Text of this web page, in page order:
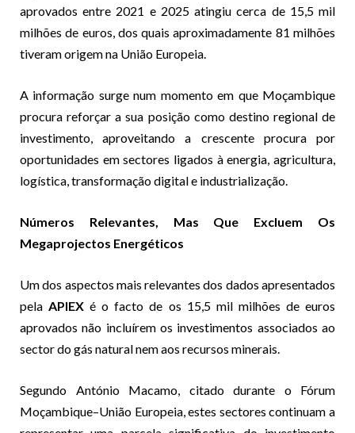
aprovados entre 2021 e 2025 atingiu cerca de 15,5 mil
milhões de euros, dos quais aproximadamente 81 milhões
tiveram origem na União Europeia.
A informação surge num momento em que Moçambique
procura reforçar a sua posição como destino regional de
investimento, aproveitando a crescente procura por
oportunidades em sectores ligados à energia, agricultura,
logística, transformação digital e industrialização.
Números Relevantes, Mas Que Excluem Os
Megaprojectos Energéticos
Um dos aspectos mais relevantes dos dados apresentados
pela APIEX é o facto de os 15,5 mil milhões de euros
aprovados não incluírem os investimentos associados ao
sector do gás natural nem aos recursos minerais.
Segundo António Macamo, citado durante o Fórum
Moçambique–União Europeia, estes sectores continuam a